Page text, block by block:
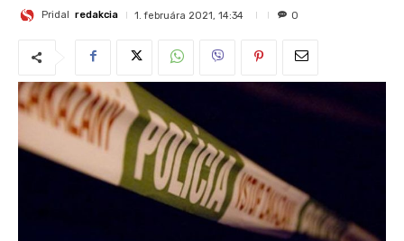
Pridal redakcia 1. februára 2021, 14:34 0